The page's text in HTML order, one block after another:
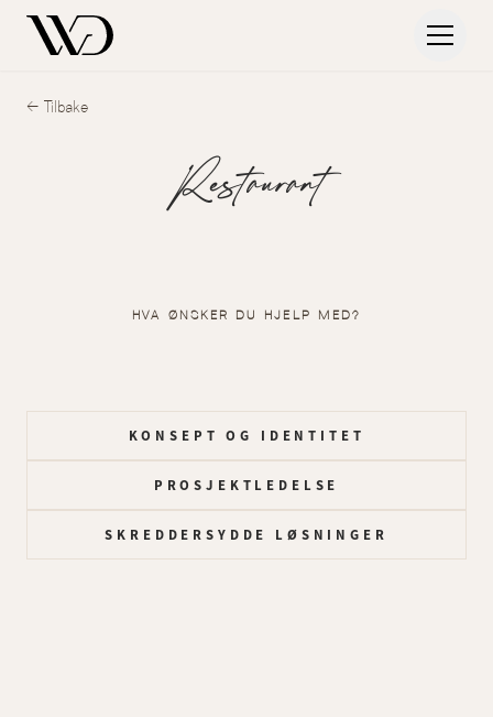
← Tilbake
Restaurant
HVA ØNSKER DU HJELP MED?
KONSEPT OG IDENTITET
PROSJEKTLEDELSE
SKREDDERSYDDE LØSNINGER